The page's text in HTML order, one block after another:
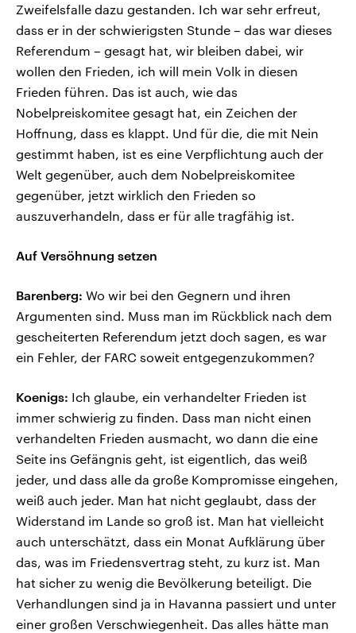
Zweifelsfalle dazu gestanden. Ich war sehr erfreut,
dass er in der schwierigsten Stunde – das war dieses
Referendum – gesagt hat, wir bleiben dabei, wir
wollen den Frieden, ich will mein Volk in diesen
Frieden führen. Das ist auch, wie das
Nobelpreiskomitee gesagt hat, ein Zeichen der
Hoffnung, dass es klappt. Und für die, die mit Nein
gestimmt haben, ist es eine Verpflichtung auch der
Welt gegenüber, auch dem Nobelpreiskomitee
gegenüber, jetzt wirklich den Frieden so
auszuverhandeln, dass er für alle tragfähig ist.
Auf Versöhnung setzen
Barenberg: Wo wir bei den Gegnern und ihren
Argumenten sind. Muss man im Rückblick nach dem
gescheiterten Referendum jetzt doch sagen, es war
ein Fehler, der FARC soweit entgegenzukommen?
Koenigs: Ich glaube, ein verhandelter Frieden ist
immer schwierig zu finden. Dass man nicht einen
verhandelten Frieden ausmacht, wo dann die eine
Seite ins Gefängnis geht, ist eigentlich, das weiß
jeder, und dass alle da große Kompromisse eingehen,
weiß auch jeder. Man hat nicht geglaubt, dass der
Widerstand im Lande so groß ist. Man hat vielleicht
auch unterschätzt, dass ein Monat Aufklärung über
das, was im Friedensvertrag steht, zu kurz ist. Man
hat sicher zu wenig die Bevölkerung beteiligt. Die
Verhandlungen sind ja in Havanna passiert und unter
einer großen Verschwiegenheit. Das alles hätte man